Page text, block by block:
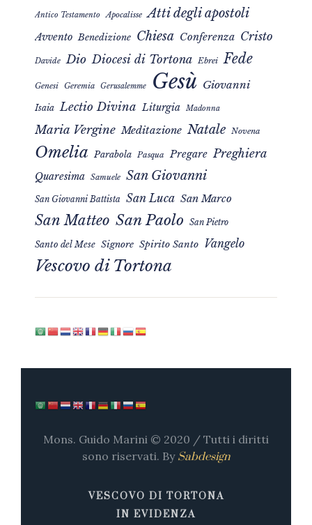
Antico Testamento Apocalisse Atti degli apostoli
Avvento Benedizione Chiesa Conferenza Cristo
Davide Dio Diocesi di Tortona Ebrei Fede
Genesi Geremia Gerusalemme Gesù Giovanni
Isaia Lectio Divina Liturgia Madonna
Maria Vergine Meditazione Natale Novena
Omelia Parabola Pasqua Pregare Preghiera
Quaresima Samuele San Giovanni
San Giovanni Battista San Luca San Marco
San Matteo San Paolo San Pietro
Santo del Mese Signore Spirito Santo Vangelo
Vescovo di Tortona
Mons. Guido Marini © 2020 / Tutti i diritti
sono riservati. By Sabdesign
VESCOVO DI TORTONA
IN EVIDENZA